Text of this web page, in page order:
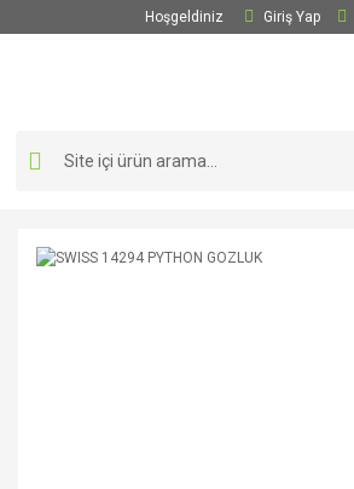
Hoşgeldiniz Giriş Yap